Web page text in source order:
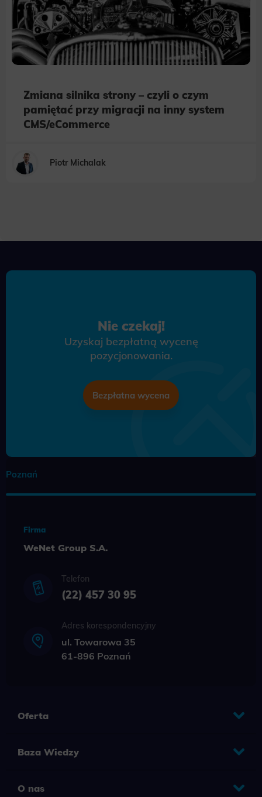
Zmiana silnika strony – czyli o czym
pamiętać przy migracji na inny system
CMS/eCommerce
Piotr Michalak
Nie czekaj!
Uzyskaj bezpłatną wycenę
pozycjonowania.
Bezpłatna wycena
Poznań
Firma
WeNet Group S.A.
Telefon
(22) 457 30 95
Adres korespondencyjny
ul. Towarowa 35
61-896 Poznań
Oferta
Baza Wiedzy
O nas